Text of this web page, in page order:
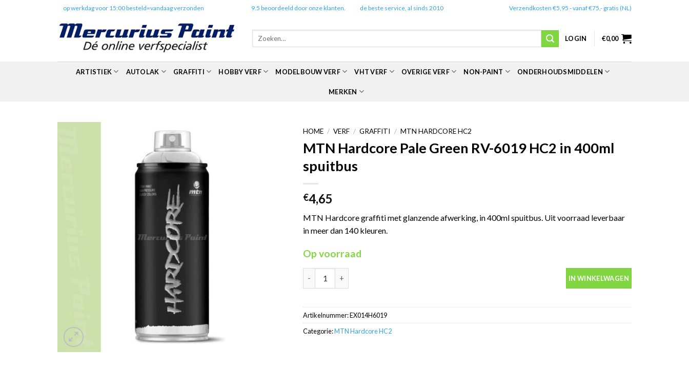
op werkdag voor 15:00 besteld=vandaag verzonden 9.5 beoordeeld door onze klanten. de beste service, al sinds 2010 Verzendkosten €5,95 - vanaf €75,- gratis (NL)
Zoeken
LOGIN €0,00
ARTISTIEK AUTOLAK GRAFFITI HOBBY VERF MODELBOUW VERF VHT VERF OVERIGE VERF NON-PAINT ONDERHOUDSMIDDELEN
MERKEN
HOME / VERF / GRAFFITI / MTN HARDCORE HC2
MTN Hardcore Pale Green RV-6019 HC2 in 400ml
spuitbus
€4,65
MTN Hardcore graffiti met glanzende afwerking, in 400ml spuitbus. Uit voorraad leverbaar
in meer dan 140 kleuren.
Op voorraad
IN WINKELWAGEN
Artikelnummer:EX014H6019
Categorie:MTN Hardcore HC2